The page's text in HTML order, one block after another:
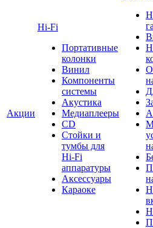
Акции
Hi-Fi
Портативные
колонки
Винил
Компоненты
системы
Акустика
Медиаплееры
CD
Стойки и
тумбы для
Hi-Fi
аппаратуры
Аксессуары
Караоке